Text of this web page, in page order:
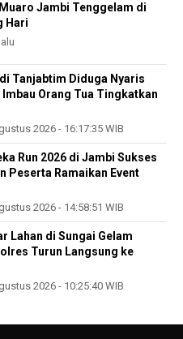
Jambi Tenggelam di
Hari
Tanjabtim Diduga Nyaris
Orang Tua Tingkatkan
2026 - 16:17:35 WIB
Run 2026 di Jambi Sukses
Peserta Ramaikan Event
2026 - 14:58:51 WIB
Lahan di Sungai Gelam
Turun Langsung ke
2026 - 10:25:40 WIB